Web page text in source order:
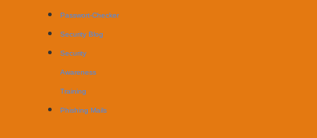
Passwort-Checker
Security Blog
Security
Awareness
Training
Phishing Mails